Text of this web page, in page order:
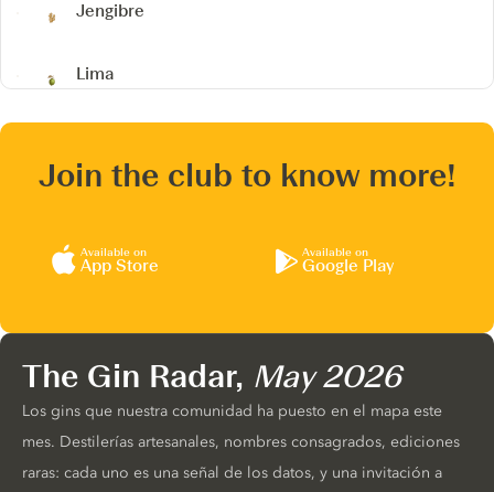
Jengibre
Lima
Join the club to know more!
Available on
App Store
Available on
Google Play
The Gin Radar, May 2026
Los gins que nuestra comunidad ha puesto en el mapa este
mes. Destilerías artesanales, nombres consagrados, ediciones
raras: cada uno es una señal de los datos, y una invitación a